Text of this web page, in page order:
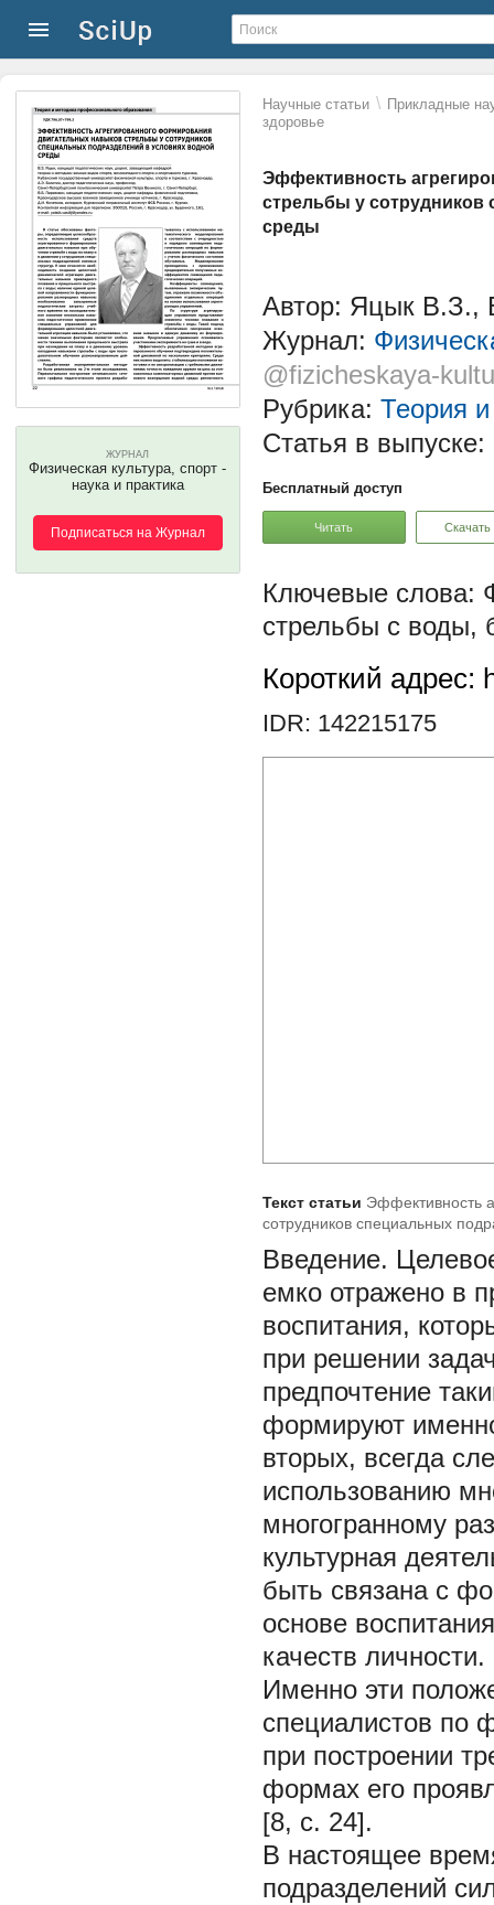
Научные статьи \ Прикладные
здоровье
Эффективность
стрельбы у сотрудников
среды
ЖУРНАЛ
Физическая культура, спорт -
наука и практика
Подписаться на Журнал
Автор: Яцык В.З.,
Журнал:
@fizicheskaya-
Рубрика: Теория
Статья в выпуске:
Бесплатный доступ
Читать Скачать
стрельбы с воды,
Короткий адрес:
IDR: 142215175
Текст статьи Эффективность
сотрудников специальных
Введение.
емко отражено в
воспитания,
при решении
предпочтение
формируют
вторых, всегда
использованию
многогранному
культурная
быть связана с
основе
качеств личности.
Именно эти
специалистов по
при построении
формах его
[8, с. 24].
В настоящее
подразделений